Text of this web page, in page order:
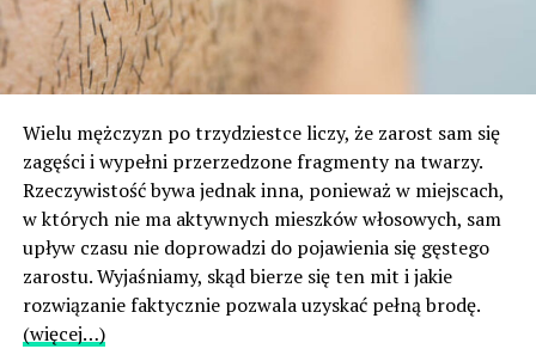
Wielu mężczyzn po trzydziestce liczy, że zarost sam się
zagęści i wypełni przerzedzone fragmenty na twarzy.
Rzeczywistość bywa jednak inna, ponieważ w miejscach,
w których nie ma aktywnych mieszków włosowych, sam
upływ czasu nie doprowadzi do pojawienia się gęstego
zarostu. Wyjaśniamy, skąd bierze się ten mit i jakie
rozwiązanie faktycznie pozwala uzyskać pełną brodę.
(więcej…)